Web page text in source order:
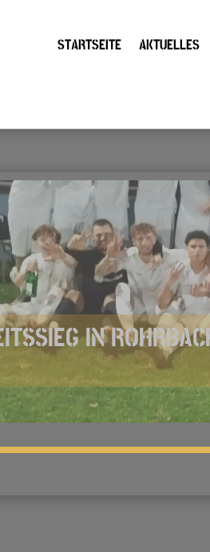
STARTSEITE AKTUELLES
IN